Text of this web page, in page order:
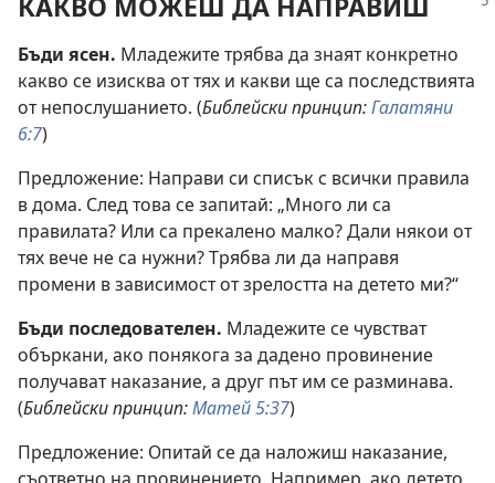
Бъди ясен. Младежите трябва да знаят конкретно
какво се изисква от тях и какви ще са последствията
от непослушанието. (Библейски принцип:Галатяни
6:7)
Предложение: Направи си списък с всички правила
в дома. След това се запитай: „Много ли са
правилата? Или са прекалено малко? Дали някои от
тях вече не са нужни? Трябва ли да направя
промени в зависимост от зрелостта на детето ми?“
Бъди последователен. Младежите се чувстват
объркани, ако понякога за дадено провинение
получават наказание, а друг път им се разминава.
(Библейски принцип:Матей 5:37)
Предложение: Опитай се да наложиш наказание,